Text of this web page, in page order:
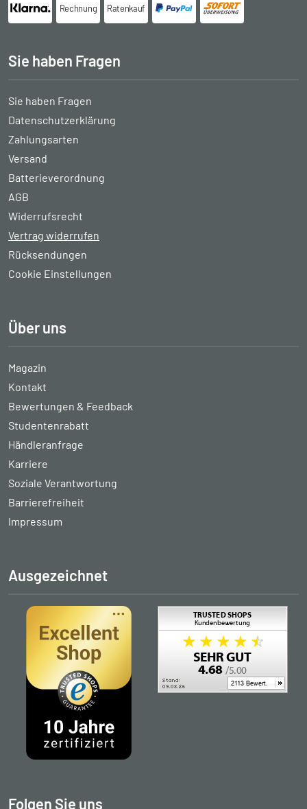
Rechnung Ratenkauf
Sie haben Fragen
Sie haben Fragen
Datenschutzerklärung
Zahlungsarten
Versand
Batterieverordnung
AGB
Widerrufsrecht
Vertrag widerrufen
Rücksendungen
Cookie Einstellungen
Über uns
Magazin
Kontakt
Bewertungen & Feedback
Studentenrabatt
Händleranfrage
Karriere
Soziale Verantwortung
Barrierefreiheit
Impressum
Ausgezeichnet
Folgen Sie uns